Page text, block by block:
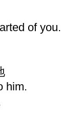
of you.
him.